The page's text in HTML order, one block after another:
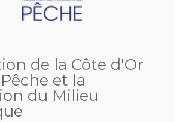
de la Côte d'Or
et la
du Milieu